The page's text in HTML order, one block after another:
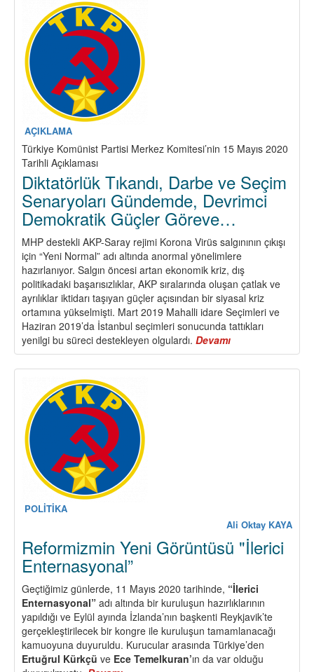
AÇIKLAMA
Türkiye Komünist Partisi Merkez Komitesi’nin 15 Mayıs 2020
Tarihli Açıklaması
Diktatörlük Tıkandı, Darbe ve Seçim
Senaryoları Gündemde, Devrimci
Demokratik Güçler Göreve…
MHP destekli AKP-Saray rejimi Korona Virüs salgınının çıkışı
için “Yeni Normal” adı altında anormal yönelimlere
hazırlanıyor. Salgın öncesi artan ekonomik kriz, dış
politikadaki başarısızlıklar, AKP sıralarında oluşan çatlak ve
ayrılıklar iktidarı taşıyan güçler açısından bir siyasal kriz
ortamına yükselmişti. Mart 2019 Mahalli idare Seçimleri ve
Haziran 2019’da İstanbul seçimleri sonucunda tattıkları
yenilgi bu süreci destekleyen olgulardı. Devamı
Diktatörlük
Tıkandı,
POLİTİKA
Ali Oktay KAYA
Reformizmin Yeni Görüntüsü "İlerici
Enternasyonal”
Geçtiğimiz günlerde, 11 Mayıs 2020 tarihinde, “İlerici
Enternasyonal” adı altında bir kuruluşun hazırlıklarının
yapıldığı ve Eylül ayında İzlanda’nın başkenti Reykjavik’te
gerçekleştirilecek bir kongre ile kuruluşun tamamlanacağı
kamuoyuna duyuruldu. Kurucular arasında Türkiye’den
Ertuğrul Kürkçü ve Ece Temelkuran’ın da var olduğu